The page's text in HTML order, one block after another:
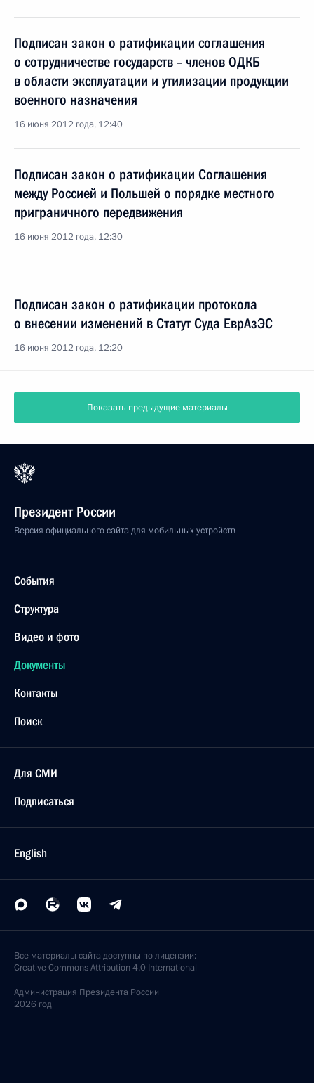
Подписан закон о ратификации соглашения
о сотрудничестве государств – членов ОДКБ
в области эксплуатации и утилизации продукции
военного назначения
16 июня 2012 года, 12:40
Подписан закон о ратификации Соглашения
между Россией и Польшей о порядке местного
приграничного передвижения
16 июня 2012 года, 12:30
Подписан закон о ратификации протокола
о внесении изменений в Статут Суда ЕврАзЭС
16 июня 2012 года, 12:20
Показать предыдущие материалы
Президент России
Версия официального сайта для мобильных устройств
События
Структура
Видео и фото
Документы
Контакты
Поиск
Для СМИ
Подписаться
English
Все материалы сайта доступны по лицензии:
Creative Commons Attribution 4.0 International
Администрация Президента России
2026 год